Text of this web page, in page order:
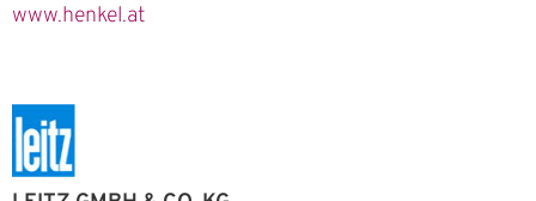
www.henkel.at